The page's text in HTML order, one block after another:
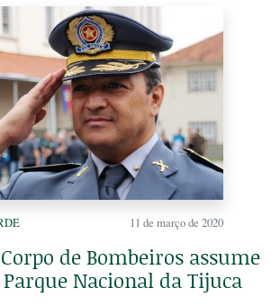
11 de março de 2020
de Bombeiros assume
Nacional da Tijuca